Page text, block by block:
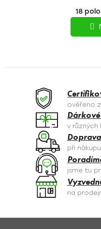
18
ověřeno
v
při
jsme tu
na